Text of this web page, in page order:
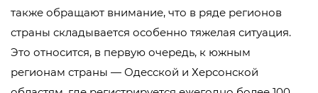
также обращают внимание, что в ряде регионов
страны складывается особенно тяжелая ситуация.
Это относится, в первую очередь, к южным
регионам страны — Одесской и Херсонской